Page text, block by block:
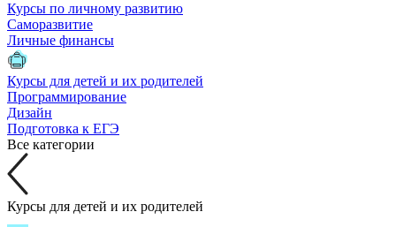
Курсы по личному развитию
Саморазвитие
Личные финансы
Курсы для детей и их родителей
Программирование
Дизайн
Подготовка к ЕГЭ
Все категории
Курсы для детей и их родителей